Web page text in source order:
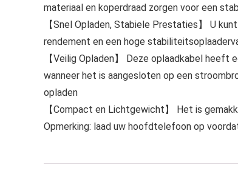
materiaal en koperdraad zorgen voor een
【Snel Opladen, Stabiele Prestaties】 U
rendement en een hoge
【Veilig Opladen】 Deze oplaadkabel
wanneer het is aangesloten op een
opladen
【Compact en Lichtgewicht】 Het is
Opmerking: laad uw hoofdtelefoon op